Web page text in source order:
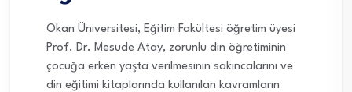
Okan Üniversitesi, Eğitim Fakültesi öğretim üyesi
Prof. Dr. Mesude Atay, zorunlu din öğretiminin
çocuğa erken yaşta verilmesinin sakıncalarını ve
din eğitimi kitaplarında kullanılan kavramların